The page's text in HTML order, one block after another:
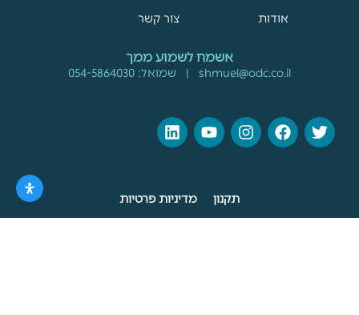
אודות
צור קשר
אשמח לשמוע ממך
shmuel@odc.co.il | שמואל: 054-5864030
תקנון
מדיניות פרטיות